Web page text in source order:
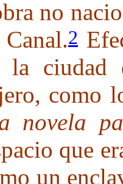
no
2
la
como
novela
que
un